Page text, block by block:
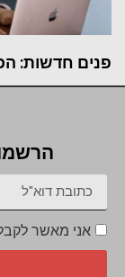
פנים חדשות:
אני מאשר